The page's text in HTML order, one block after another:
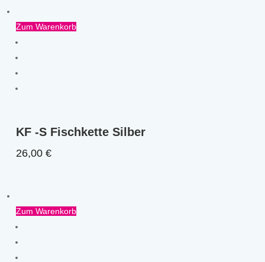
Zum Warenkorb
KF -S Fischkette Silber
26,00€
Zum Warenkorb